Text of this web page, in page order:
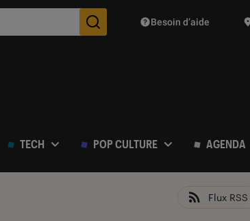
Des suggestions de produits
Besoin d’aide
TECH POP CULTURE AGENDA
Flux RSS